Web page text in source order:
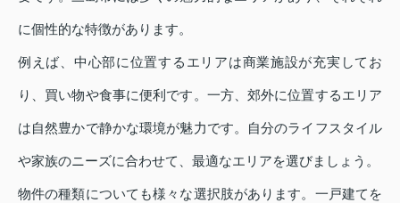
に個性的な特徴があります。
例えば、中心部に位置するエリアは商業施設が充実してお
り、買い物や食事に便利です。一方、郊外に位置するエリア
は自然豊かで静かな環境が魅力です。自分のライフスタイル
や家族のニーズに合わせて、最適なエリアを選びましょう。
物件の種類についても様々な選択肢があります。一戸建てを